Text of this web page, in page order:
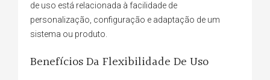
de uso está relacionada à facilidade de
personalização, configuração e adaptação de um
sistema ou produto.
Benefícios Da Flexibilidade De Uso